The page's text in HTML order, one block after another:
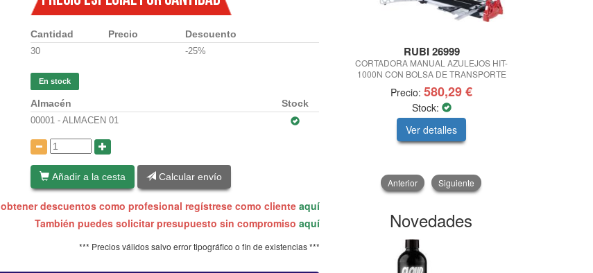
Cantidad Precio Descuento
30 -25%
En stock
Almacén Stock
00001 - ALMACEN 01
Añadir a la cesta Calcular envío
descuentos como profesional regístrese como clienteaquí
También puedes solicitar presupuesto sin compromiso aquí
*** Precios válidos salvo error tipográfico o fin de existencias ***
RUBI 26999
CORTADORA MANUAL AZULEJOS HIT-
1000N CON BOLSA DE TRANSPORTE
Precio: 580,29 €
Stock:
Ver detalles
Anterior Siguiente
Novedades